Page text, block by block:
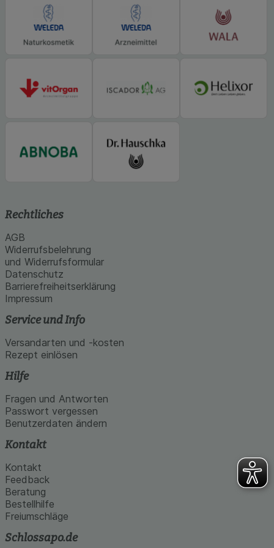
Statistik & Tracking:
Hierüber lassen sich
Informationen über die Art und Weise der Nutzung
unserer Website sammeln, mit deren Hilfe wir
unsere Website weiter für Sie optimieren können,
zu gestalten. Bitte beachten Sie, dass Daten
hierfür teilweise an Dritte wie z.B. Google oder
Rechtliches
AGB
Widerrufsbelehrung
und Widerrufsformular
Datenschutz
Barrierefreiheitserklärung
Impressum
Service und Info
Versandarten und -kosten
Rezept einlösen
Hilfe
Fragen und Antworten
Passwort vergessen
Benutzerdaten ändern
Kontakt
Kontakt
Feedback
Beratung
Bestellhilfe
Freiumschläge
Schlossapo.de